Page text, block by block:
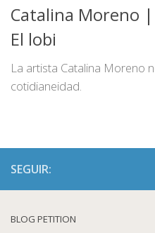
Catalina Moreno
El lobi
La artista Catalina Moreno
cotidianeidad.
SEGUIR:
BLOG PETITION